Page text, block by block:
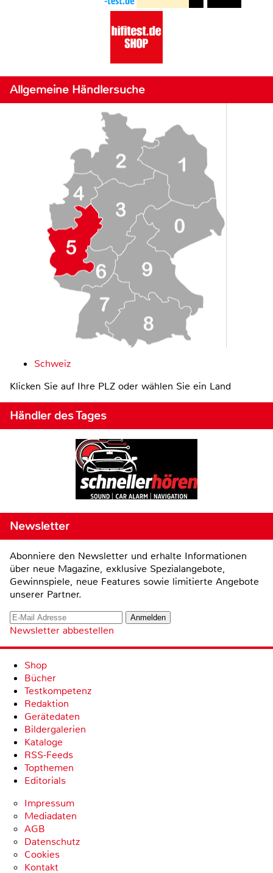
Allgemeine Händlersuche
Schweiz
Klicken Sie auf Ihre PLZ oder wählen Sie ein Land
Händler des Tages
Newsletter
Abonniere den Newsletter und erhalte Informationen
über neue Magazine, exklusive Spezialangebote,
Gewinnspiele, neue Features sowie limitierte Angebote
unserer Partner.
Newsletter abbestellen
Shop
Bücher
Testkompetenz
Redaktion
Gerätedaten
Bildergalerien
Kataloge
RSS-Feeds
Topthemen
Editorials
Impressum
Mediadaten
AGB
Datenschutz
Cookies
Kontakt